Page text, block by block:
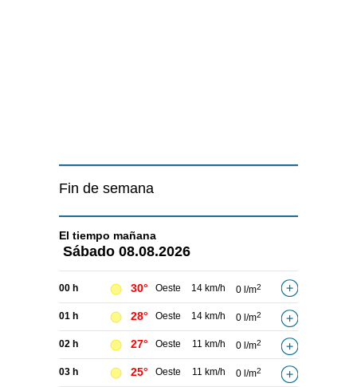
Fin de semana
El tiempo mañana
Sábado 08.08.2026
00 h 30° Oeste 14 km/h 0 l/m2
01 h 28° Oeste 14 km/h 0 l/m2
02 h 27° Oeste 11 km/h 0 l/m2
03 h 25° Oeste 11 km/h 0 l/m2